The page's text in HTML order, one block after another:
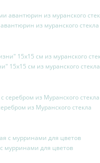
из муранского стекла
15х15 см из муранского стекла
из Муранского стекла
мурринами для цветов